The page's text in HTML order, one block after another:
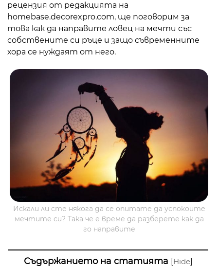
рецензия от редакцията на
homebase.decorexpro.com, ще поговорим за
това как да направите ловец на мечти със
собствените си ръце и защо съвременните
хора се нуждаят от него.
Искали ли сте някога да се опитате да успокоите
мечтите си? Така че е време да разберете как да
го направите
Съдържанието на статията [Hide]